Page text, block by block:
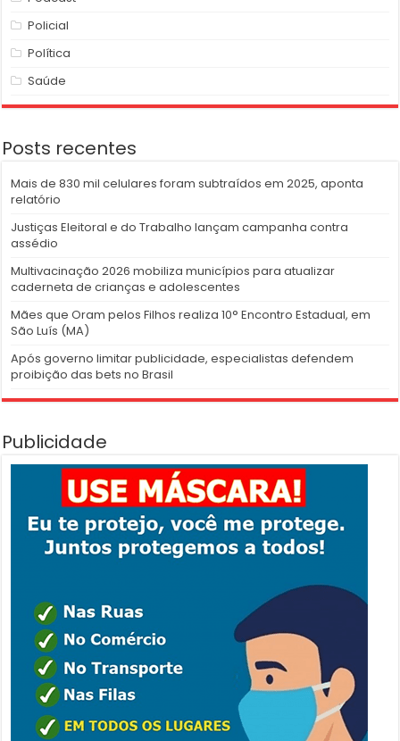
Policial
Política
Saúde
Posts recentes
Mais de 830 mil celulares foram subtraídos em 2025, aponta
relatório
Justiças Eleitoral e do Trabalho lançam campanha contra
assédio
Multivacinação 2026 mobiliza municípios para atualizar
caderneta de crianças e adolescentes
Mães que Oram pelos Filhos realiza 10° Encontro Estadual, em
São Luís (MA)
Após governo limitar publicidade, especialistas defendem
proibição das bets no Brasil
Publicidade